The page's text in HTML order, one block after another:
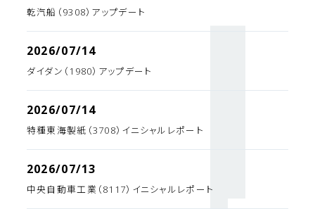
乾汽船（9308）アップデート
2026/07/14
ダイダン（1980）アップデート
2026/07/14
特種東海製紙（3708）イニシャルレポート
2026/07/13
中央自動車工業（8117）イニシャルレポート